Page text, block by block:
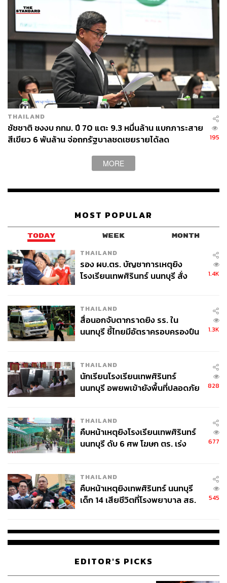
THAILAND
ชัชชาติ ชงงบ กทม. ปี 70 แตะ 9.3 หมื่นล้าน แบกภาระสาย
สีเขียว 6 พันล้าน จ่อถกรัฐบาลชดเชยรายได้ลด
195
MORE
MOST POPULAR
TODAY WEEK MONTH
THAILAND
รอง ผบ.ตร. บัญชาการเหตุยิง
โรงเรียนเทพศิรินทร์ นนทบุรี สั่ง
1.4K
THAILAND
สื่อนอกจับตากราดยิง รร. ใน
นนทบุรี ชี้ไทยมีอัตราครอบครองปืน
1.3K
THAILAND
นักเรียนโรงเรียนเทพศิรินทร์
นนทบุรี อพยพเข้ายังพื้นที่ปลอดภัย
828
THAILAND
คืบหน้าเหตุยิงโรงเรียนเทพศิรินทร์
นนทบุรี ดับ 6 ศพ โฆษก ตร. เร่ง
677
THAILAND
คืบหน้าเหตุยิงเทพศิรินทร์ นนทบุรี
เด็ก 14 เสียชีวิตที่โรงพยาบาล สธ.
545
EDITOR'S PICKS